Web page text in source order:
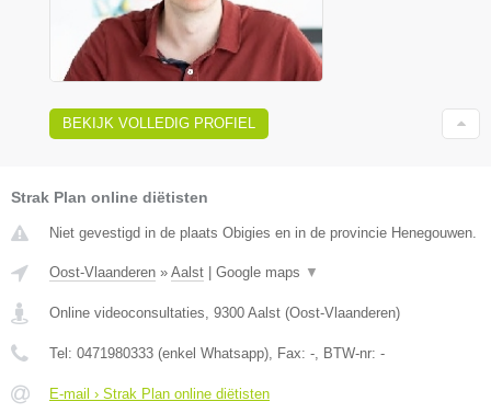
BEKIJK VOLLEDIG PROFIEL
Strak Plan online diëtisten
Niet gevestigd in de plaats Obigies en in de provincie Henegouwen.
Oost-Vlaanderen » Aalst Google maps ▼
Online videoconsultaties, 9300 Aalst (Oost-Vlaanderen)
Tel: 0471980333 (enkel Whatsapp), Fax: -, BTW-nr: -
E-mail › Strak Plan online diëtisten